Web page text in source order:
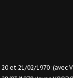
20 et 21/02/1970 :(avec